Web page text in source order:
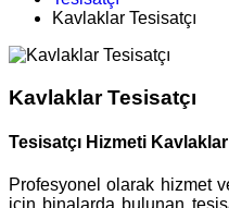
Kavlaklar Tesisatçı
Kavlaklar Tesisatçı
Tesisatçı Hizmeti Kavlaklar
Profesyonel olarak hizmet
için binalarda bulunan